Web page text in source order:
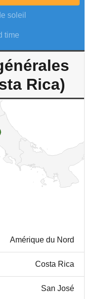
soleil
time
Rica)
Amérique du Nord
Costa Rica
San José